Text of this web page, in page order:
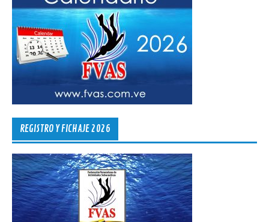
REGISTRO Y FICHAJE 2026